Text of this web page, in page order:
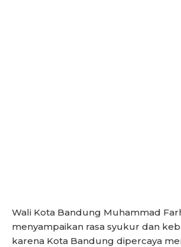
Wali Kota Bandung Muhammad
menyampaikan rasa syukur dan
karena Kota Bandung dipercaya